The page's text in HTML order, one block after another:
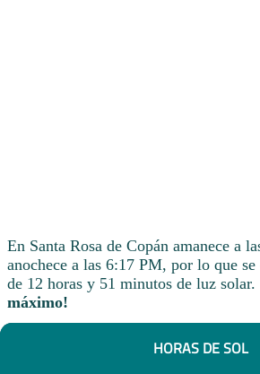
En Santa Rosa de Copán amanece a
anochece a las 6:17 PM, por lo que
de 12 horas y 51 minutos de luz solar.
máximo!
HORAS DE SOL